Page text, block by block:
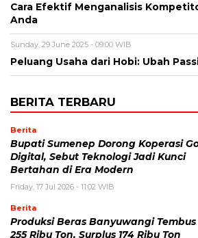
Cara Efektif Menganalisis
Anda
Sunday, 29 June 2025 - 09:00 WIB
Peluang Usaha dari Hobi: Ubah
BERITA TERBARU
Berita
Bupati Sumenep Dorong Koperasi
Digital, Sebut Teknologi Jadi Kunci
Bertahan di Era Modern
Friday, 17 Jul 2026 - 11:02 WIB
Berita
Produksi Beras Banyuwangi Tembus
255 Ribu Ton, Surplus 174 Ribu Ton